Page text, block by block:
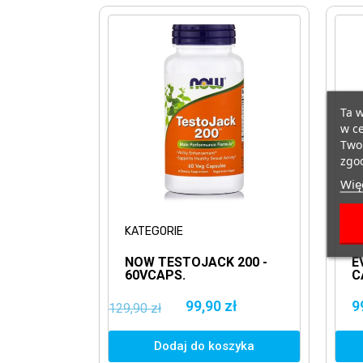
KATEGORIE
NOW TESTOJACK 200 -
60VCAPS.
129,90 zł 99,90 zł
Dodaj do koszyka
Ta
w